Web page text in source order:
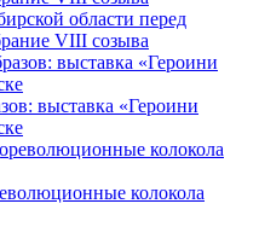
области перед
VIII созыва
выставка «Героини
колокола